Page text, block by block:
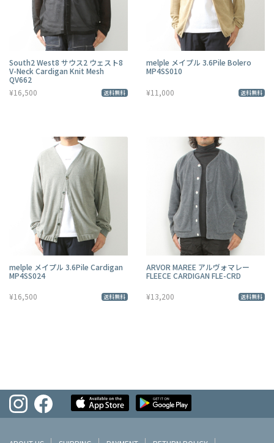
South2 West8 サウス2 ウェスト8
V-Neck Cardigan Knit Mesh
QV662
¥16,500
送料無料
melple メイプル 3.6Pile Bolero
MP4SS010
¥11,000 送料無料
melple メイプル 3.6Pile Cardigan
MP4SS024
¥16,500 送料無料
ARVOR MAREE アルヴォマレー
FLEECE CARDIGAN FLE-CRD
¥13,200 送料無料